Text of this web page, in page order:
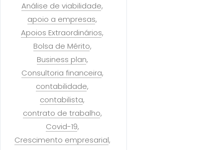
Análise de viabilidade
apoio a empresas
Apoios Extraordinários
Bolsa de Mérito
Business plan
Consultoria financeira
contabilidade
contabilista
contrato de trabalho
Covid-19
Crescimento empresarial